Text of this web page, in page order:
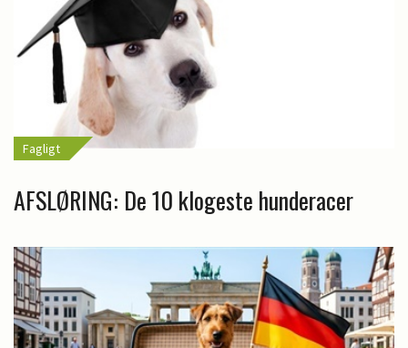
Fagligt
AFSLØRING: De 10 klogeste hunderacer